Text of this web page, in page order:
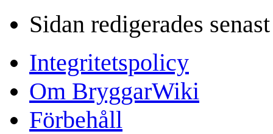
Sidan redigerades
Integritetspolicy
Om BryggarWiki
Förbehåll